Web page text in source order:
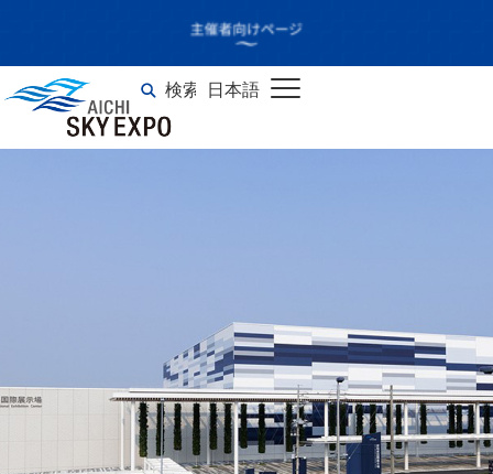
検索 日本語
English
FIELDSTYLE
SEASAIDEMARKET